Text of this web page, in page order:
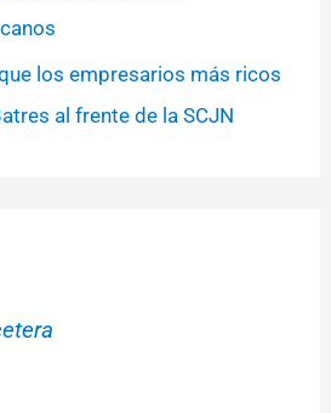
los empresarios más ricos
al frente de la SCJN